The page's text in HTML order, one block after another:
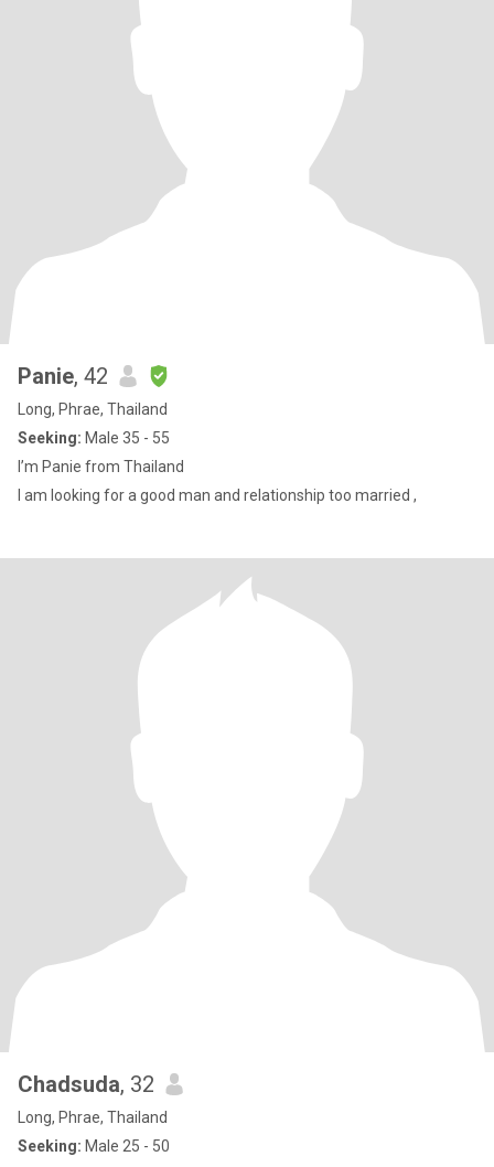
Panie, 42
Long, Phrae, Thailand
Seeking: Male 35 - 55
I’m Panie from Thailand
I am looking for a good man and relationship too married ,
Chadsuda, 32
Long, Phrae, Thailand
Seeking: Male 25 - 50